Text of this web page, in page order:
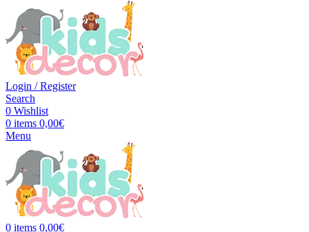
Login / Register
Search
0 Wishlist
0 items 0,00€
Menu
0 items 0,00€